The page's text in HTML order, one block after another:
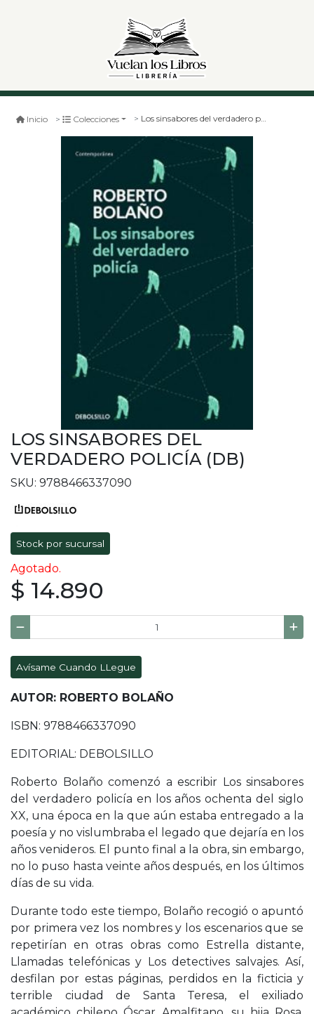
Inicio Colecciones Los sinsabores del verdadero policía (db)
LOS SINSABORES DEL
VERDADERO POLICÍA (DB)
SKU: 9788466337090
Stock por sucursal
Agotado.
$ 14.890
Avísame Cuando LLegue
AUTOR: ROBERTO BOLAÑO
ISBN: 9788466337090
EDITORIAL: DEBOLSILLO
Roberto Bolaño comenzó a escribir Los sinsabores
del verdadero policía en los años ochenta del siglo
XX, una época en la que aún estaba entregado a la
poesía y no vislumbraba el legado que dejaría en los
años venideros. El punto final a la obra, sin embargo,
no lo puso hasta veinte años después, en los últimos
días de su vida.
Durante todo este tiempo, Bolaño recogió o apuntó
por primera vez los nombres y los escenarios que se
repetirían en otras obras como Estrella distante,
Llamadas telefónicas y Los detectives salvajes. Así,
desfilan por estas páginas, perdidos en la ficticia y
terrible ciudad de Santa Teresa, el exiliado